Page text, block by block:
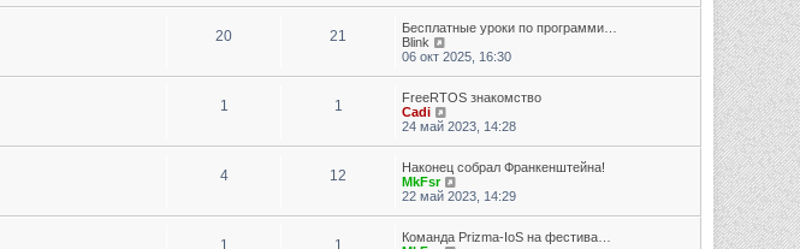
20 21
Бесплатные уроки по программи…
Blink
06 окт 2025, 16:30
1 1
FreeRTOS знакомство
Cadi
24 май 2023, 14:28
4 12
Наконец собрал Франкенштейна!
MkFsr
22 май 2023, 14:29
1 1
Команда Prizma-IoS на фестива…